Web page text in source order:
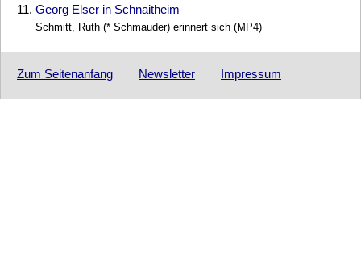
11. Georg Elser in Schnaitheim
Schmitt, Ruth (* Schmauder) erinnert sich (MP4)
Zum Seitenanfang Newsletter Impressum